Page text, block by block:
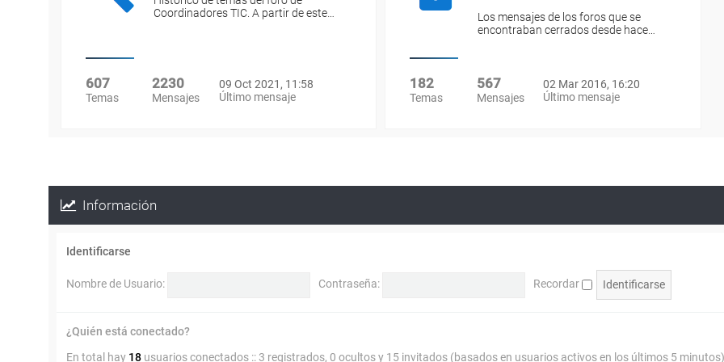
Coordinadores TIC. A partir de este…
607
Temas
2230
Mensajes
09 Oct 2021, 11:58
Último mensaje
Los mensajes de los foros que se
encontraban cerrados desde hace…
182
Temas
567
Mensajes
02 Mar 2016, 16:20
Último mensaje
Información
Identificarse
Nombre de Usuario: Contraseña: Recordar
¿Quién está conectado?
En total hay 18 usuarios conectados :: 3 registrados, 0 ocultos y 15 invitados (basados en usuarios activos en los últimos 5 minutos)